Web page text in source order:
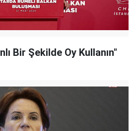
Bir Şekilde Oy Kullanın"